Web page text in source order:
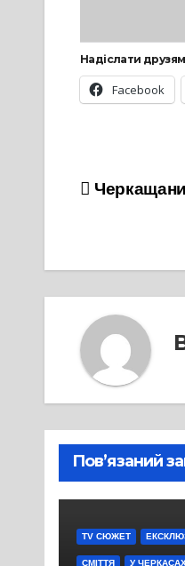
Надіслати друзям
Facebook
Пов’язаний
TV СЮЖЕТ
СМІТТЯ У